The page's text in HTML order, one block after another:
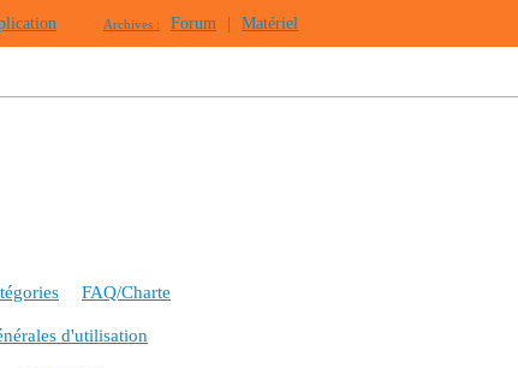
Archives : Forum Matériel
FAQ/Charte
d'utilisation